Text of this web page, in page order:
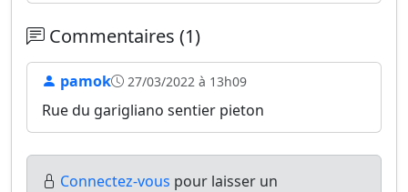
Commentaires (1)
pamok 27/03/2022 à 13h09
Rue du garigliano sentier pieton
Connectez-vous pour laisser un